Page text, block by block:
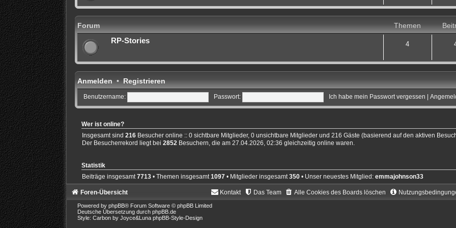
Forum Themen
RP-Stories
4
Anmelden • Registrieren
Benutzername: Passwort: Ich habe mein Passwort vergessen
Wer ist online?
Insgesamt sind 216Besucher online :: 0 sichtbare Mitglieder, 0 unsichtbare Mitglieder und 216 Gäste (basierend auf den aktiven
Der Besucherrekord liegt bei 2852Besuchern, die am 27.04.2026, 02:36 gleichzeitig online waren.
Statistik
Beiträge insgesamt7713• Themen insgesamt1097• Mitglieder insgesamt350• Unser neuestes Mitglied: emmajohnson33
Foren-Übersicht Alle Cookies des Boards löschen
Das Team
Kontakt
Powered by phpBB® Forum Software © phpBB Limited
Deutsche Übersetzung durch phpBB.de
Style: Carbon by Joyce&Luna phpBB-Style-Design